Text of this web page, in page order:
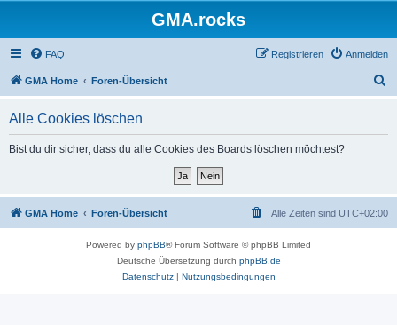
GMA.rocks
FAQ Anmelden
Registrieren
GMA Home Foren-Übersicht
Alle Cookies löschen
Bist du dir sicher, dass du alle Cookies des Boards löschen möchtest?
GMA Home Foren-Übersicht Alle Zeiten sind UTC+02:00
Powered by phpBB® Forum Software © phpBB Limited
Deutsche Übersetzung durch phpBB.de
Datenschutz| Nutzungsbedingungen